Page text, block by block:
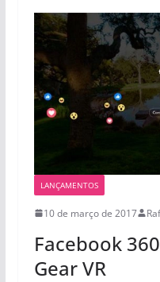
LANÇAMENTOS
10 de março de 2017
Facebook
Gear VR